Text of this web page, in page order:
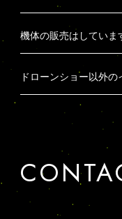
機体の販売はしていま
ドローンショー以外